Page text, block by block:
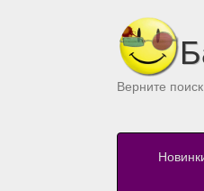
Верните